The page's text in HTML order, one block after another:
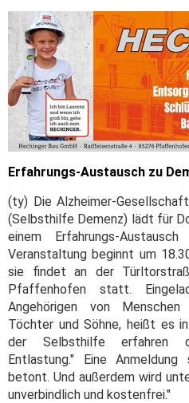
Erfahrungs-Austausch zu
(ty) Die Alzheimer-
(Selbsthilfe Demenz) lädt für
einem Erfahrungs-
Veranstaltung beginnt um
sie findet an der
Pfaffenhofen statt.
Angehörigen von
Töchter und Söhne, heißt es
der Selbsthilfe erfahren
Entlastung." Eine
betont. Und außerdem wird
unverbindlich und kostenfrei."